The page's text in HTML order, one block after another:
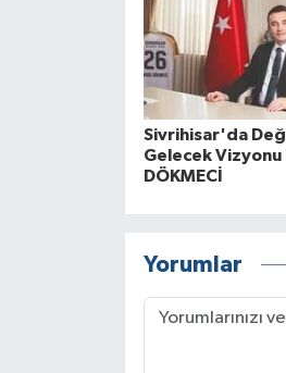
Sivrihisar'da
Gelecek Vizyonu
DÖKMECİ
Yorumlar